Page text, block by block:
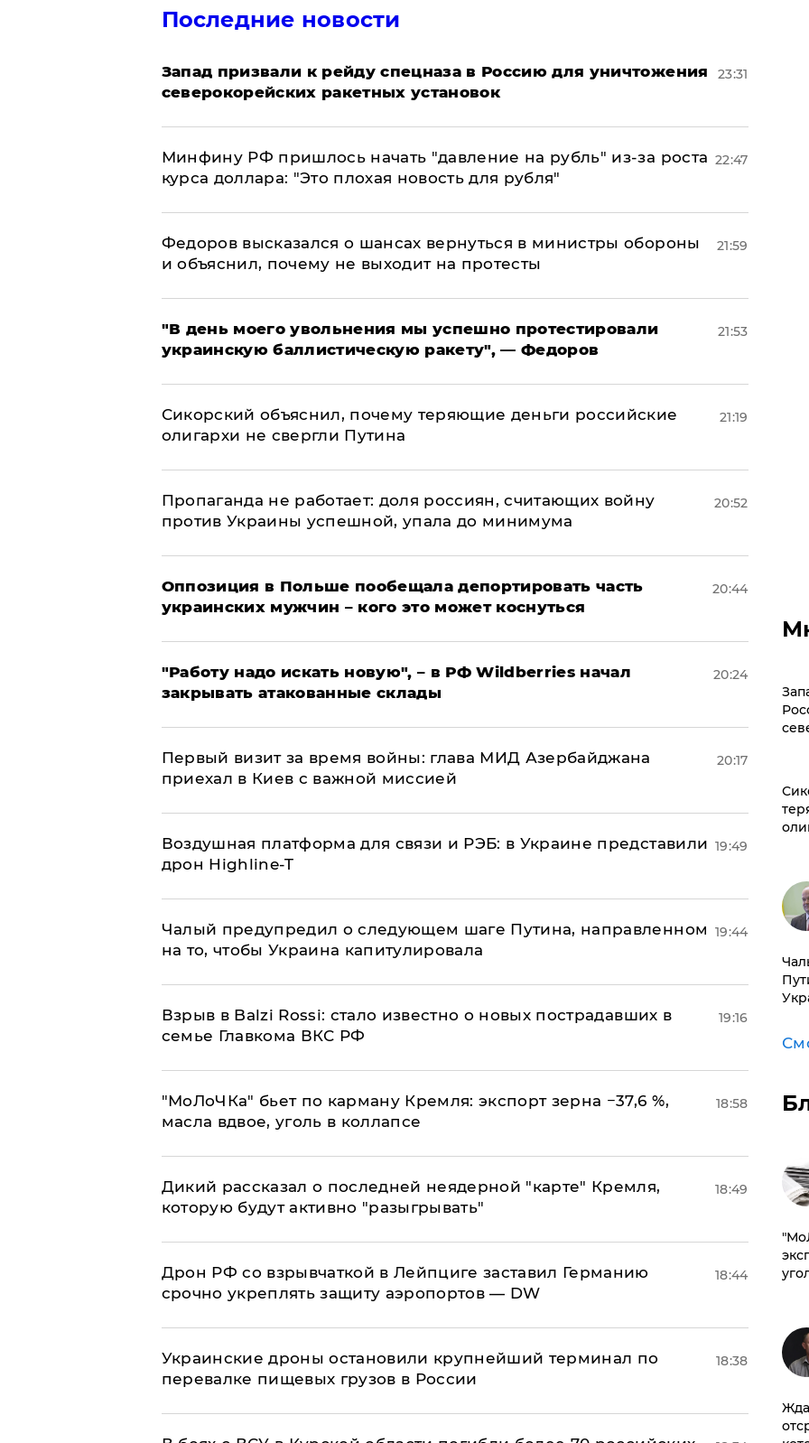
Последние новости
Запад призвали к рейду спецназа в Россию для уничтожения
северокорейских ракетных установок
23:31
Минфину РФ пришлось начать "давление на рубль" из-за роста
курса доллара: "Это плохая новость для рубля"
22:47
Федоров высказался о шансах вернуться в министры обороны
и объяснил, почему не выходит на протесты
21:59
​"В день моего увольнения мы успешно протестировали
украинскую баллистическую ракету", — Федоров
21:53
Сикорский объяснил, почему теряющие деньги российские
олигархи не свергли Путина
21:19
​Пропаганда не работает: доля россиян, считающих войну
против Украины успешной, упала до минимума
20:52
Оппозиция в Польше пообещала депортировать часть
украинских мужчин – кого это может коснуться
20:44
"Работу надо искать новую", – в РФ Wildberries начал
закрывать атакованные склады
20:24
Первый визит за время войны: глава МИД Азербайджана
приехал в Киев с важной миссией
20:17
Воздушная платформа для связи и РЭБ: в Украине представили
дрон Highline-T
19:49
Чалый предупредил о следующем шаге Путина, направленном
на то, чтобы Украина капитулировала
19:44
Взрыв в Balzi Rossi: стало известно о новых пострадавших в
семье Главкома ВКС РФ
19:16
​"МоЛоЧКа" бьет по карману Кремля: экспорт зерна −37,6 %,
масла вдвое, уголь в коллапсе
18:58
Дикий рассказал о последней неядерной "карте" Кремля,
которую будут активно "разыгрывать"
18:49
​Дрон РФ со взрывчаткой в Лейпциге заставил Германию
срочно укреплять защиту аэропортов — DW
18:44
Украинские дроны остановили крупнейший терминал по
перевалке пищевых грузов в России
18:38